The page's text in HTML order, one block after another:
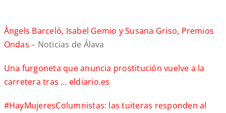
Àngels Barceló, Isabel Gemio y Susana Griso, Premios
Ondas – Noticias de Álava
Una furgoneta que anuncia prostitución vuelve a la
carretera tras … eldiario.es
#HayMujeresColumnistas: las tuiteras responden al